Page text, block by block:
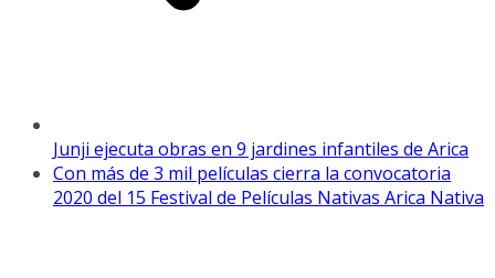
Junji ejecuta obras en 9 jardines infantiles de Arica
Con más de 3 mil películas cierra la convocatoria
2020 del 15 Festival de Películas Nativas Arica Nativa